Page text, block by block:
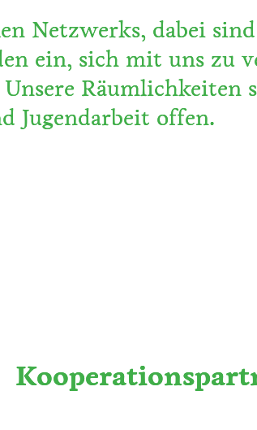
Netzwerks, dabei
ein, sich mit uns zu
Räumlichkeiten
Jugendarbeit offen.